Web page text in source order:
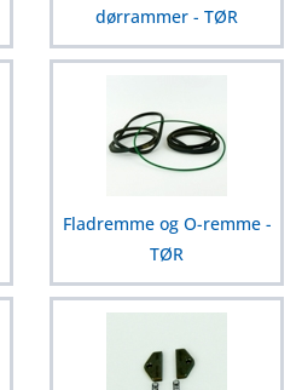
dørrammer - TØR
Fladremme og O-remme -
TØR